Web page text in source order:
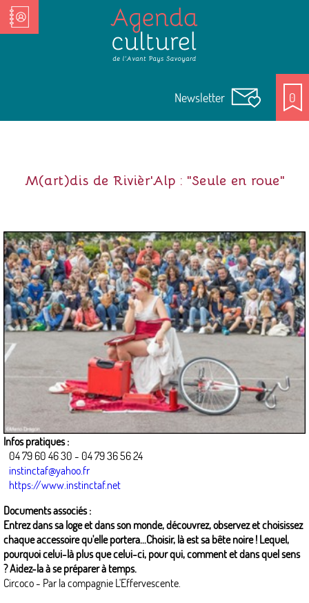
Nos Acteurs culturels
Newsletter 0
M(art)dis de Rivièr'Alp : "Seule en roue"
Infos pratiques :
04 79 60 46 30 - 04 79 36 56 24
instinctaf@yahoo.fr
https://www.instinctaf.net
Documents associés :
Entrez dans sa loge et dans son monde, découvrez, observez et choisissez
chaque accessoire qu'elle portera...Choisir, là est sa bête noire ! Lequel,
pourquoi celui-là plus que celui-ci, pour qui, comment et dans quel sens
? Aidez-la à se préparer à temps.
Circoco - Par la compagnie L'Effervescente.